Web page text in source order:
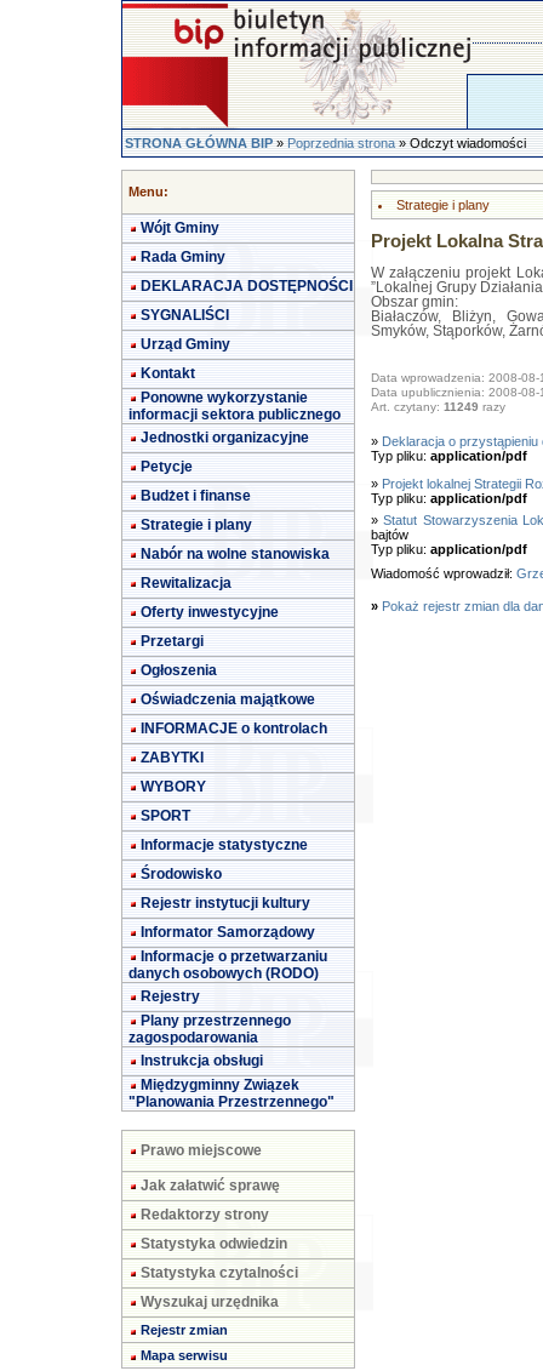
STRONA GŁÓWNA BIP»Poprzednia strona» Odczyt wiadomości
Menu:
Wójt Gminy
Rada Gminy
DEKLARACJA DOSTĘPNOŚCI
SYGNALIŚCI
Urząd Gminy
Kontakt
Ponowne wykorzystanie
informacji sektora publicznego
Jednostki organizacyjne
Petycje
Budżet i finanse
Strategie i plany
Nabór na wolne stanowiska
Rewitalizacja
Oferty inwestycyjne
Przetargi
Ogłoszenia
Oświadczenia majątkowe
INFORMACJE o kontrolach
ZABYTKI
WYBORY
SPORT
Informacje statystyczne
Środowisko
Rejestr instytucji kultury
Informator Samorządowy
Informacje o przetwarzaniu
danych osobowych (RODO)
Rejestry
Plany przestrzennego
zagospodarowania
Instrukcja obsługi
Międzygminny Związek
"Planowania Przestrzennego"
Prawo miejscowe
Jak załatwić sprawę
Redaktorzy strony
Statystyka odwiedzin
Statystyka czytalności
Wyszukaj urzędnika
Rejestr zmian
Mapa serwisu
Strategie i plany
Projekt Lokalna
W załączeniu projekt
”Lokalnej Grupy
Obszar gmin:
Białaczów, Bliżyn,
Smyków, Stąporków,
Data wprowadzenia: 2008-08-
Data upublicznienia: 2008-08-
Art. czytany: 11249 razy
» Deklaracja o
Typ pliku: application/pdf
» Projekt lokalnej Strategii
Typ pliku: application/pdf
»Statut Stowarzyszenia
bajtów
Typ pliku: application/pdf
Wiadomość wprowadził:
» Pokaż rejestr zmian dla